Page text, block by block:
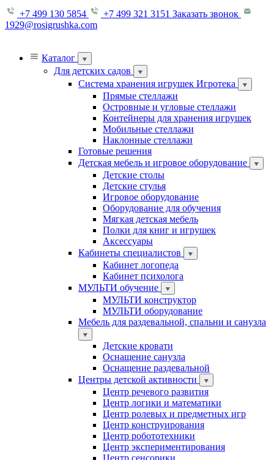
+7 499 130 5854 +7 499 321 3151 Заказать звонок
1929@rosigrushka.com
Каталог
Для детских садов
Система хранения игрушек Игротека
Прямые стеллажи
Островные и угловые стеллажи
Контейнеры для хранения игрушек
Мобильные стеллажи
Наклонные стеллажи
Готовые решения
Детская мебель и игровое оборудование
Детские столы
Детские стулья
Игровое оборудование
Оборудование для обучения
Мягкая детская мебель
Полки для книг и игрушек
Аксессуары
Кабинеты специалистов
Кабинет логопеда
Кабинет психолога
МУЛЬТИ обучение
МУЛЬТИ конструктор
МУЛЬТИ оборудование
Мебель для раздевальной, спальни и санузла
Детские кровати
Оснащение санузла
Оснащение раздевальной
Центры детской активности
Центр речевого развития
Центр логики и математики
Центр ролевых и предметных игр
Центр конструирования
Центр робототехники
Центр экспериментирования
Центр сенсорики